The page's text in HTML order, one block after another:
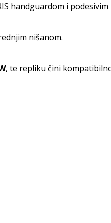
handguardom i
nišanom.
, te repliku čini